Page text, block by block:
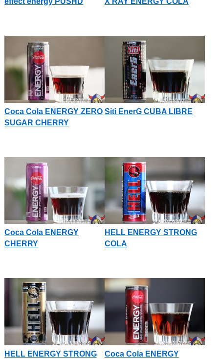
Coca Cola ENERGY ZERO
SUGAR CHERRY
Siti EnerG CUBA LIBRE
Coca Cola ENERGY
CHERRY
HELL ENERGY STRONG
COLA
HELL ENERGY STRONG
Coca Cola ENERGY